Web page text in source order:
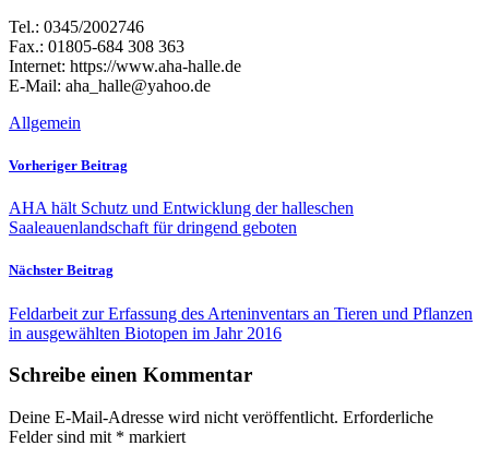
Tel.: 0345/2002746
Fax.: 01805-684 308 363
Internet: https://www.aha-halle.de
E-Mail: aha_halle@yahoo.de
Allgemein
Vorheriger Beitrag
AHA hält Schutz und Entwicklung der halleschen
Saaleauenlandschaft für dringend geboten
Nächster Beitrag
Feldarbeit zur Erfassung des Arteninventars an Tieren und Pflanzen
in ausgewählten Biotopen im Jahr 2016
Schreibe einen Kommentar
Deine E-Mail-Adresse wird nicht veröffentlicht. Erforderliche
Felder sind mit * markiert